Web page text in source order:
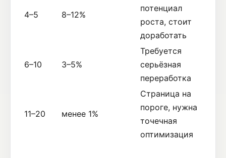
4–5 8–12%
потенциал
роста, стоит
доработать
6–10 3–5%
Требуется
серьёзная
переработка
11–20 менее 1%
Страница на
пороге, нужна
точечная
оптимизация